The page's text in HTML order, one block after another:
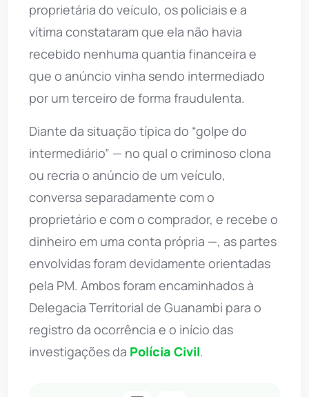
proprietária do veículo, os policiais e a
vítima constataram que ela não havia
recebido nenhuma quantia financeira e
que o anúncio vinha sendo intermediado
por um terceiro de forma fraudulenta.
Diante da situação típica do “golpe do
intermediário” — no qual o criminoso clona
ou recria o anúncio de um veículo,
conversa separadamente com o
proprietário e com o comprador, e recebe o
dinheiro em uma conta própria —, as partes
envolvidas foram devidamente orientadas
pela PM. Ambos foram encaminhados à
Delegacia Territorial de Guanambi para o
registro da ocorrência e o início das
investigações da Polícia Civil.